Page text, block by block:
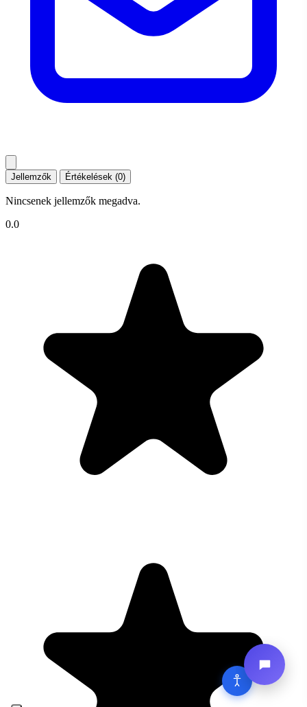
Jellemzők Értékelések (0)
Nincsenek jellemzők megadva.
0.0